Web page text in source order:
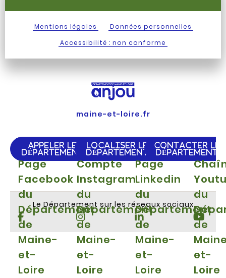
Mentions légales
Données personnelles
Accessibilité : non conforme
maine-et-loire.fr
APPELER LE
DÉPARTEMENT
LOCALISER LE
DÉPARTEMENT
CONTACTER LE
DÉPARTEMENT
Le Département sur les réseaux sociaux
Page
Facebook
du
Département
de
Maine-
et-
Loire
Compte
Instagram
du
Département
de
Maine-
et-
Loire
Page
Linkedin
du
Département
de
Maine-
et-
Loire
du
de
et-
Loire